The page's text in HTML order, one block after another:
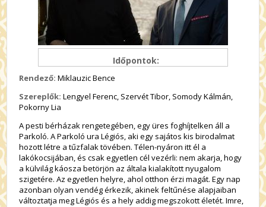
Időpontok:
Rendező: Miklauzic Bence
Szereplők: Lengyel Ferenc, Szervét Tibor, Somody Kálmán,
Pokorny Lia
A pesti bérházak rengetegében, egy üres foghíjtelken áll a
Parkoló. A Parkoló ura Légiós, aki egy sajátos kis birodalmat
hozott létre a tűzfalak tövében. Télen-nyáron itt él a
lakókocsijában, és csak egyetlen cél vezérli: nem akarja, hogy
a külvilág káosza betörjön az általa kialakított nyugalom
szigetére. Az egyetlen helyre, ahol otthon érzi magát. Egy nap
azonban olyan vendég érkezik, akinek feltűnése alapjaiban
változtatja meg Légiós és a hely addig megszokott életét. Imre,